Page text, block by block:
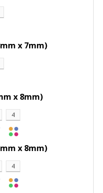
x 7mm)
x 8mm)
4
x 8mm)
4